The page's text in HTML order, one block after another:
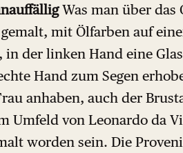
Was man über das
mit Ölfarben auf
in der linken Hand eine
Hand zum Segen
anhaben, auch der
Umfeld von Leonardo da
worden sein. Die